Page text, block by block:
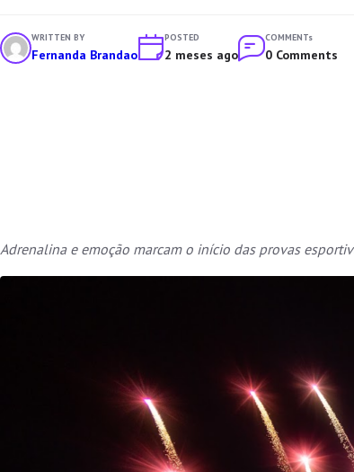
WRITTEN BY
Fernanda Brandao
POSTED
2 meses ago
COMMENTs
0 Comments
Adrenalina e emoção marcam o início das provas